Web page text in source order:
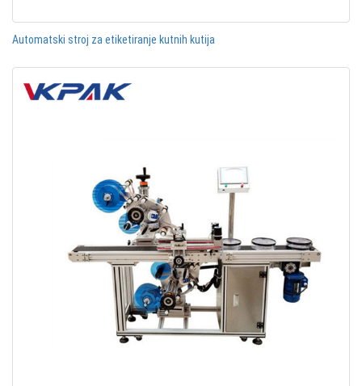
Automatski stroj za etiketiranje kutnih kutija